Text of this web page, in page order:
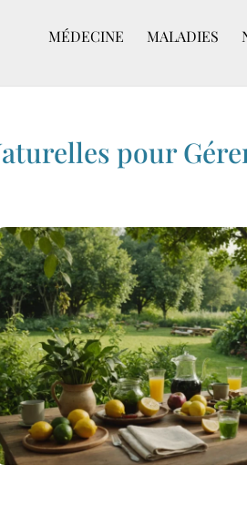
MÉDECINE MALADIES
pour